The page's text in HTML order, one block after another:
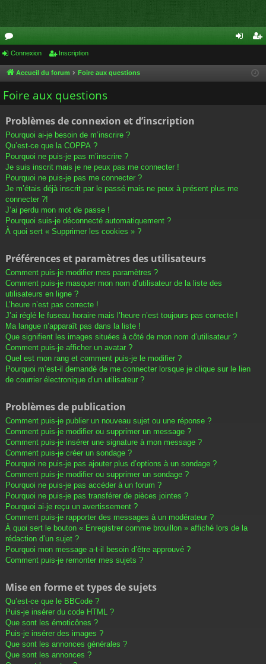
or
u
m
cri
Connexion Inscription
Accueil du forum Foire aux questions
Foire aux questions
Problèmes de connexion et d’inscription
Pourquoi ai-je besoin de m’inscrire ?
Qu’est-ce que la COPPA ?
Pourquoi ne puis-je pas m’inscrire ?
Je suis inscrit mais je ne peux pas me connecter !
Pourquoi ne puis-je pas me connecter ?
Je m’étais déjà inscrit par le passé mais ne peux à présent plus me
connecter ?!
J’ai perdu mon mot de passe !
Pourquoi suis-je déconnecté automatiquement ?
À quoi sert « Supprimer les cookies » ?
Préférences et paramètres des utilisateurs
Comment puis-je modifier mes paramètres ?
Comment puis-je masquer mon nom d’utilisateur de la liste des
utilisateurs en ligne ?
L’heure n’est pas correcte !
J’ai réglé le fuseau horaire mais l’heure n’est toujours pas correcte !
Ma langue n’apparaît pas dans la liste !
Que signifient les images situées à côté de mon nom d’utilisateur ?
Comment puis-je afficher un avatar ?
Quel est mon rang et comment puis-je le modifier ?
Pourquoi m’est-il demandé de me connecter lorsque je clique sur le lien
de courrier électronique d’un utilisateur ?
Problèmes de publication
Comment puis-je publier un nouveau sujet ou une réponse ?
Comment puis-je modifier ou supprimer un message ?
Comment puis-je insérer une signature à mon message ?
Comment puis-je créer un sondage ?
Pourquoi ne puis-je pas ajouter plus d’options à un sondage ?
Comment puis-je modifier ou supprimer un sondage ?
Pourquoi ne puis-je pas accéder à un forum ?
Pourquoi ne puis-je pas transférer de pièces jointes ?
Pourquoi ai-je reçu un avertissement ?
Comment puis-je rapporter des messages à un modérateur ?
À quoi sert le bouton « Enregistrer comme brouillon » affiché lors de la
rédaction d’un sujet ?
Pourquoi mon message a-t-il besoin d’être approuvé ?
Comment puis-je remonter mes sujets ?
Mise en forme et types de sujets
Qu’est-ce que le BBCode ?
Puis-je insérer du code HTML ?
Que sont les émoticônes ?
Puis-je insérer des images ?
Que sont les annonces générales ?
Que sont les annonces ?